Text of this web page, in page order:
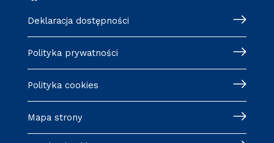
Deklaracja dostępności
Polityka prywatności
Polityka cookies
Mapa strony